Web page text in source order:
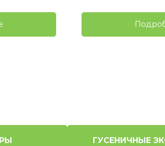
ГУСЕНИЧНЫЕ